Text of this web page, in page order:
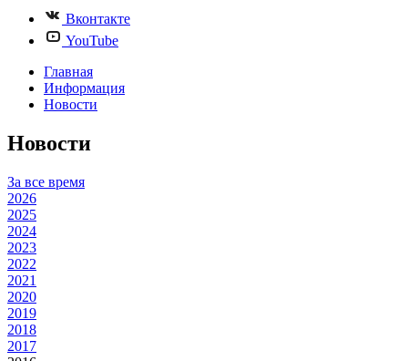
Вконтакте
YouTube
Главная
Информация
Новости
Новости
За все время
2026
2025
2024
2023
2022
2021
2020
2019
2018
2017